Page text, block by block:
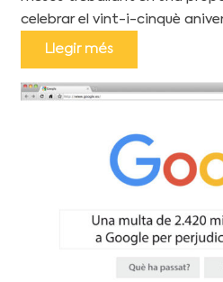
celebrar el vint-i-cinquè
Llegir més